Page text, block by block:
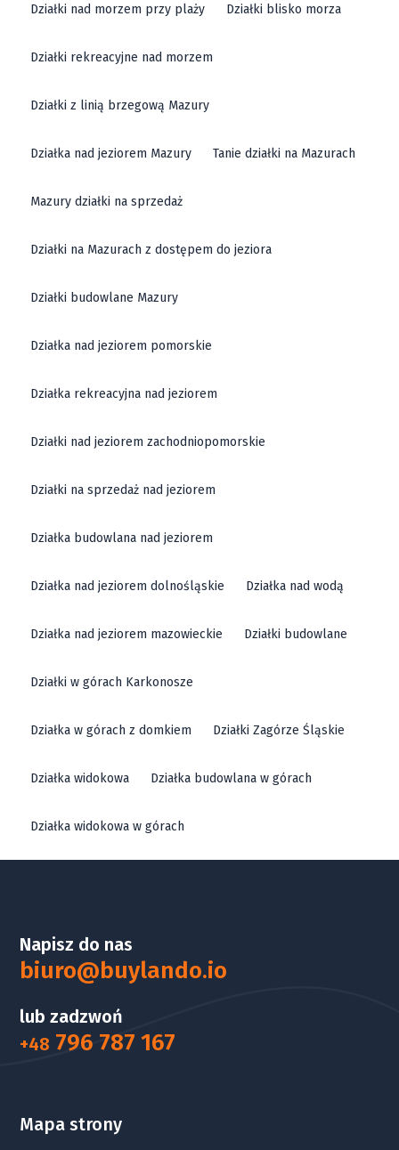
Działki nad morzem przy plaży Działki blisko morza
Działki rekreacyjne nad morzem
Działki z linią brzegową Mazury
Działka nad jeziorem Mazury Tanie działki na Mazurach
Mazury działki na sprzedaż
Działki na Mazurach z dostępem do jeziora
Działki budowlane Mazury
Działka nad jeziorem pomorskie
Działka rekreacyjna nad jeziorem
Działki nad jeziorem zachodniopomorskie
Działki na sprzedaż nad jeziorem
Działka budowlana nad jeziorem
Działka nad jeziorem dolnośląskie Działka nad wodą
Działka nad jeziorem mazowieckie Działki budowlane
Działki w górach Karkonosze
Działka w górach z domkiem Działki Zagórze Śląskie
Działka widokowa Działka budowlana w górach
Działka widokowa w górach
Napisz do nas
biuro@buylando.io
lub zadzwoń
+48 796 787 167
Mapa strony